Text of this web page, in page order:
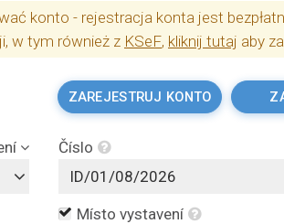
konto - rejestracja konta jest
w tym również z KSeF, kliknij tutaj aby
ZAREJESTRUJ KONTO
Číslo
Místo vystavení